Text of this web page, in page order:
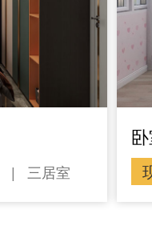
| 三居室